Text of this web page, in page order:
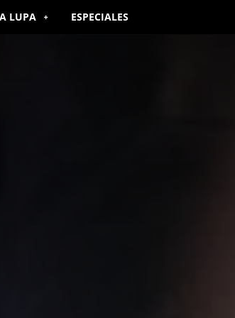
LUPA ESPECIALES